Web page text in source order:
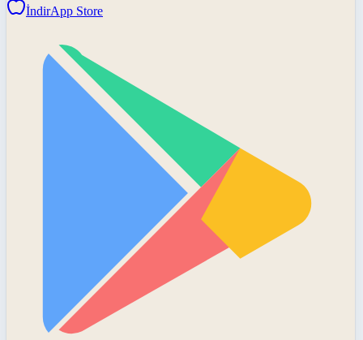
İndirApp Store